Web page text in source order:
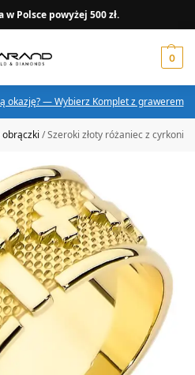
Polsce powyżej 500 zł.
0
okazję? — Wybierz Komplet z grawerem
obrączki /Szeroki złoty różaniec z cyrkonią